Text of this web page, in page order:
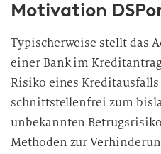
Motivation
Typischerweise stellt das
einer Bank im
Risiko eines
schnittstellenfrei zum
unbekannten
Methoden zur